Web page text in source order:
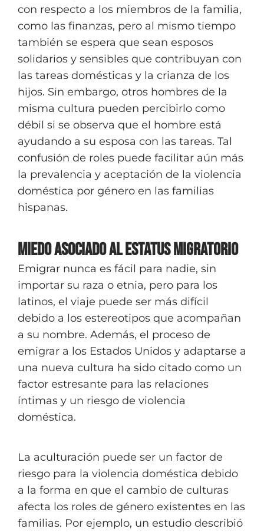
con respecto a los miembros de la familia,
como las finanzas, pero al mismo tiempo
también se espera que sean esposos
solidarios y sensibles que contribuyan con
las tareas domésticas y la crianza de los
hijos. Sin embargo, otros hombres de la
misma cultura pueden percibirlo como
débil si se observa que el hombre está
ayudando a su esposa con las tareas. Tal
confusión de roles puede facilitar aún más
la prevalencia y aceptación de la violencia
doméstica por género en las familias
hispanas.
Miedo Asociado al Estatus Migratorio
Emigrar nunca es fácil para nadie, sin
importar su raza o etnia, pero para los
latinos, el viaje puede ser más difícil
debido a los estereotipos que acompañan
a su nombre. Además, el proceso de
emigrar a los Estados Unidos y adaptarse a
una nueva cultura ha sido citado como un
factor estresante para las relaciones
íntimas y un riesgo de violencia
doméstica.
La aculturación puede ser un factor de
riesgo para la violencia doméstica debido
a la forma en que el cambio de culturas
afecta los roles de género existentes en las
familias. Por ejemplo, un estudio describió